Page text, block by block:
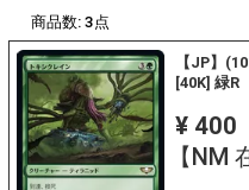
商品数: 3 点
【JP】
[40K] 緑R
¥ 400
【NM